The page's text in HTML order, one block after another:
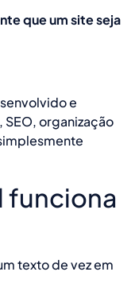
que um site seja
e
organização
funciona
texto de vez em